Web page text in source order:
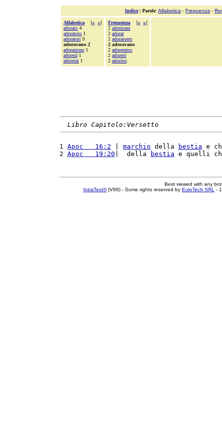
Indice| Parole: Alfabetica - Frequenza -
Alfabetica [« »]
adorato 4
adoratolo 1
adoratori 9
adoravano 2
adorazione 1
adorerà 1
adorerai 1
Frequenza [« »]
2 adoniram
2 adorar
2 adorassero
2 adoravano
2 adoreremo
2 adorerò
2 adorino
Libro Capitolo:Versetto
1 Apoc   16:2 marchio della bestia e
2 Apoc   19:20 |  della bestia e quelli
Best viewed with any
IntraText®(V89) - Some rights reserved by EuloTech SRL -